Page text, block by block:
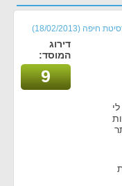
חיפה (18/02/2013)
דירוג
המוסד:
9